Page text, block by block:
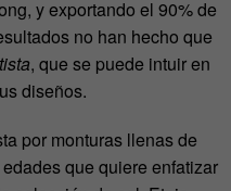
y exportando el 90% de
no han hecho que
, que se puede intuir en
diseños.
por monturas llenas de
que quiere enfatizar